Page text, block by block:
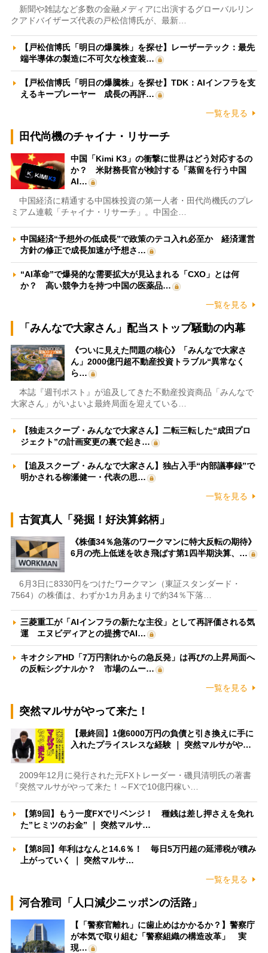
新聞や雑誌など多数の金融メディアに出演するグローバルリン
クアドバイザーズ代表の戸松信博氏が、最新…
【戸松信博氏「明日の爆騰株」を探せ】レーザーテック：最先
端半導体の製造に不可欠な検査装…
【戸松信博氏「明日の爆騰株」を探せ】TDK：AIインフラを支
えるキープレーヤー 成長の再評…
一覧を見る
田代尚機のチャイナ・リサーチ
中国「Kimi K3」の衝撃に世界はどう対応するの
か？ 米財務長官が検討する「蒸留を行う中国
AI…
中国経済に精通する中国株投資の第一人者・田代尚機氏のプレ
ミアム連載「チャイナ・リサーチ」。中国企…
中国経済“予想外の低成長”で政策のテコ入れ必至か 経済運営
方針の修正で成長加速が予想さ…
“AI革命”で爆発的な需要拡大が見込まれる「CXO」とは何
か？ 高い競争力を持つ中国の医薬品…
一覧を見る
「みんなで大家さん」配当ストップ騒動の内幕
《ついに見えた問題の核心》「みんなで大家さ
ん」2000億円超不動産投資トラブル“異常なく
ら…
本誌『週刊ポスト』が追及してきた不動産投資商品「みんなで
大家さん」がいよいよ最終局面を迎えている…
【独走スクープ・みんなで大家さん】二転三転した“成田プロ
ジェクト”の計画変更の裏で起き…
【追及スクープ・みんなで大家さん】独占入手“内部議事録”で
明かされる柳瀬健一・代表の思…
一覧を見る
古賀真人「発掘！好決算銘柄」
《株価34％急落のワークマンに特大反転の期待》
6月の売上低迷を吹き飛ばす第1四半期決算、…
6月3日に8330円をつけたワークマン（東証スタンダード・
7564）の株価は、わずか1カ月あまりで約34％下落…
三菱重工が「AIインフラの新たな主役」として再評価される気
運 エヌビディアとの提携でAI…
キオクシアHD「7万円割れからの急反発」は再びの上昇局面へ
の反転シグナルか？ 市場のムー…
一覧を見る
突然マルサがやって来た！
【最終回】1億6000万円の負債と引き換えに手に
入れたプライスレスな経験 ｜ 突然マルサがや…
2009年12月に発行された元FXトレーダー・磯貝清明氏の著書
『突然マルサがやって来た！～FXで10億円稼い…
【第9回】もう一度FXでリベンジ！ 種銭は差し押さえを免れ
た”ヒミツのお金” ｜ 突然マルサ…
【第8回】年利はなんと14.6％！ 毎日5万円超の延滞税が積み
上がっていく ｜ 突然マルサ…
一覧を見る
河合雅司「人口減少ニッポンの活路」
【「警察官離れ」に歯止めはかかるか？】警察庁
が本気で取り組む「警察組織の構造改革」 実
現…